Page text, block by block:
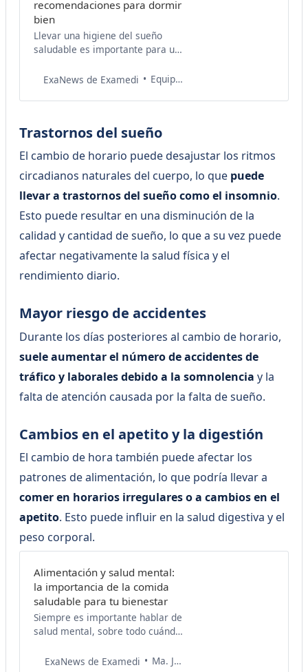
recomendaciones para dormir
bien
Llevar una higiene del sueño
saludable es importante para un
en la calidad de vida y la salud
ExaNews de Examedi Equipo de Salud Examedi
Trastornos del sueño
El cambio de horario puede desajustar los ritmos
circadianos naturales del cuerpo, lo que puede
llevar a trastornos del sueño como el insomnio.
Esto puede resultar en una disminución de la
calidad y cantidad de sueño, lo que a su vez puede
afectar negativamente la salud física y el
rendimiento diario.
Mayor riesgo de accidentes
Durante los días posteriores al cambio de horario,
suele aumentar el número de accidentes de
tráfico y laborales debido a la somnolencia y la
falta de atención causada por la falta de sueño.
Cambios en el apetito y la digestión
El cambio de hora también puede afectar los
patrones de alimentación, lo que podría llevar a
comer en horarios irregulares o a cambios en el
apetito. Esto puede influir en la salud digestiva y el
peso corporal.
Alimentación y salud mental:
la importancia de la comida
saludable para tu bienestar
Siempre es importante hablar de
salud mental, sobre todo cuándo
esta oportunidad queremos
ExaNews de Examedi Ma. Jesús Zepeda